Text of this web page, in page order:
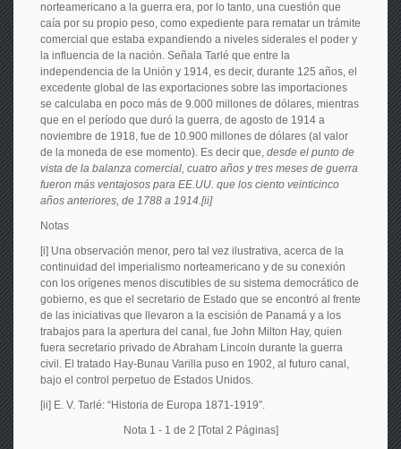
norteamericano a la guerra era, por lo tanto, una cuestión que
caía por su propio peso, como expediente para rematar un trámite
comercial que estaba expandiendo a niveles siderales el poder y
la influencia de la nación. Señala Tarlé que entre la
independencia de la Unión y 1914, es decir, durante 125 años, el
excedente global de las exportaciones sobre las importaciones
se calculaba en poco más de 9.000 millones de dólares, mientras
que en el período que duró la guerra, de agosto de 1914 a
noviembre de 1918, fue de 10.900 millones de dólares (al valor
de la moneda de ese momento). Es decir que, desde el punto de
vista de la balanza comercial, cuatro años y tres meses de guerra
fueron más ventajosos para EE.UU. que los ciento veinticinco
años anteriores, de 1788 a 1914.[ii]
Notas
[i] Una observación menor, pero tal vez ilustrativa, acerca de la
continuidad del imperialismo norteamericano y de su conexión
con los orígenes menos discutibles de su sistema democrático de
gobierno, es que el secretario de Estado que se encontró al frente
de las iniciativas que llevaron a la escisión de Panamá y a los
trabajos para la apertura del canal, fue John Milton Hay, quien
fuera secretario privado de Abraham Lincoln durante la guerra
civil. El tratado Hay-Bunau Varilla puso en 1902, al futuro canal,
bajo el control perpetuo de Estados Unidos.
[ii] E. V. Tarlé: “Historia de Europa 1871-1919”.
Nota 1 - 1 de 2 [Total 2 Páginas]